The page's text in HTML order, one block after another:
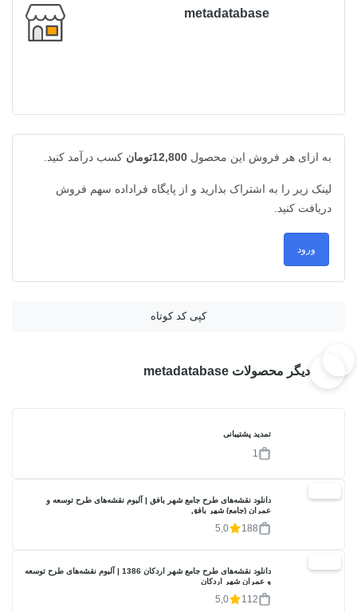
metadatabase
به ازای هر فروش این محصول 12,800تومان کسب درآمد کنید.
لینک زیر را به اشتراک بذارید و از پایگاه فراداده سهم فروش
دریافت کنید.
ورود
کپی کد کوتاه
دیگر محصولات metadatabase
تمدید پشتیبانی
1
دانلود نقشه‌های طرح جامع شهر بافق | آلبوم نقشه‌های طرح توسعه و
عمران (جامع) شهر بافق
188
5,0
دانلود نقشه‌های طرح جامع شهر اردکان 1386 | آلبوم نقشه‌های طرح توسعه
و عمران شهر اردکان
112
5,0